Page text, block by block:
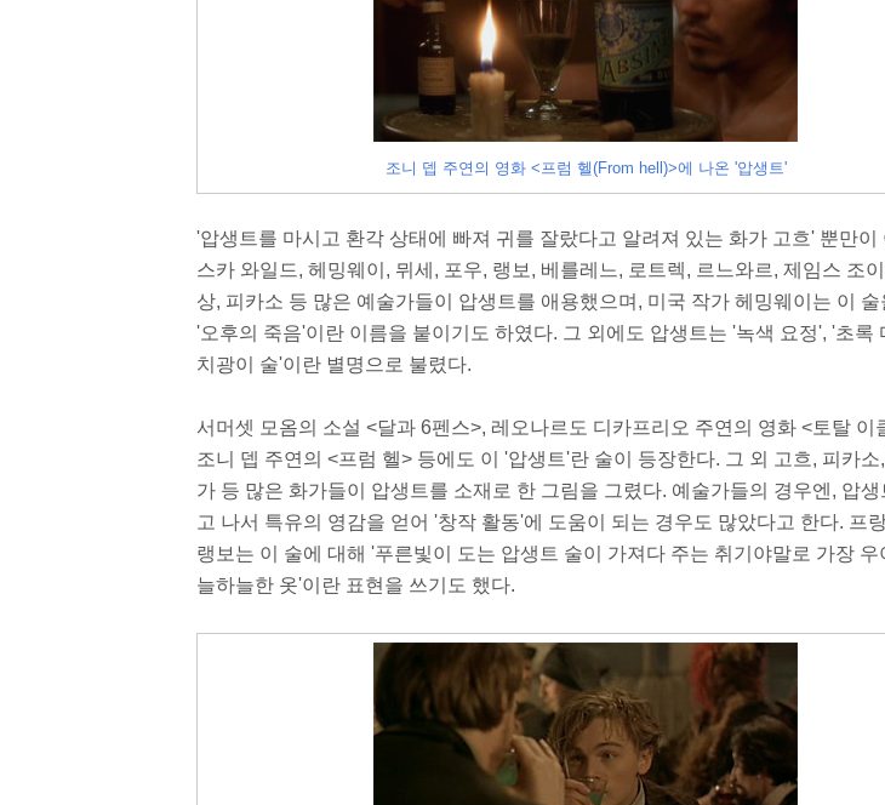
조니 뎁 주연의 영화 <프럼 헬(From hell)>에 나온 '압생트'
'압생트를 마시고 환각 상태에 빠져 귀를 잘랐다고 알려져 있는 화가 고흐' 뿐만이
스카 와일드, 헤밍웨이, 뮈세, 포우, 랭보, 베를레느, 로트렉, 르느와르, 제임스 조
상, 피카소 등 많은 예술가들이 압생트를 애용했으며, 미국 작가 헤밍웨이는 이 술
'오후의 죽음'이란 이름을 붙이기도 하였다. 그 외에도 압생트는 '녹색 요정', '초록
치광이 술'이란 별명으로 불렸다.
서머셋 모옴의 소설 <달과 6펜스>, 레오나르도 디카프리오 주연의 영화 <토탈 이
조니 뎁 주연의 <프럼 헬> 등에도 이 '압생트'란 술이 등장한다. 그 외 고흐, 피카소
가 등 많은 화가들이 압생트를 소재로 한 그림을 그렸다. 예술가들의 경우엔, 압생
고 나서 특유의 영감을 얻어 '창작 활동'에 도움이 되는 경우도 많았다고 한다. 프
랭보는 이 술에 대해 '푸른빛이 도는 압생트 술이 가져다 주는 취기야말로 가장 우
늘하늘한 옷'이란 표현을 쓰기도 했다.